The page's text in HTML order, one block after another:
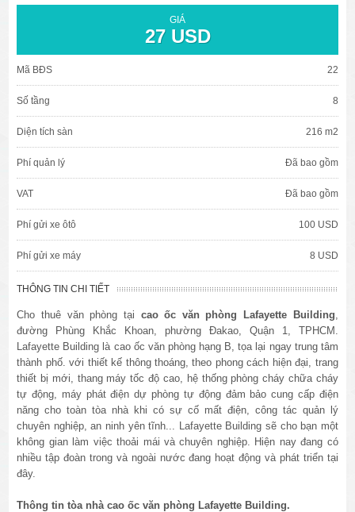
GIÁ
27 USD
Mã BĐS 22
Số tầng 8
Diện tích sàn 216 m2
Phí quản lý Đã bao gồm
VAT Đã bao gồm
Phí gửi xe ôtô 100 USD
Phí gửi xe máy 8 USD
THÔNG TIN CHI TIẾT
Cho thuê văn phòng tại cao ốc văn phòng Lafayette Building
đường Phùng Khắc Khoan, phường Đakao, Quận 1, TPHCM.
Lafayette Building là cao ốc văn phòng hạng B, tọa lại ngay trung tâm
thành phố. với thiết kế thông thoáng, theo phong cách hiện đại, trang
thiết bị mới, thang máy tốc độ cao, hệ thống phòng cháy chữa cháy
tự động, máy phát điện dự phòng tự động đảm bảo cung cấp điện
năng cho toàn tòa nhà khi có sự cố mất điện, công tác quản lý
chuyên nghiệp, an ninh yên tĩnh... Lafayette Building sẽ cho bạn một
không gian làm việc thoải mái và chuyên nghiệp. Hiện nay đang có
nhiều tập đoàn trong và ngoài nước đang hoạt động và phát triển tại
đây.
Thông tin tòa nhà cao ốc văn phòng Lafayette Building.